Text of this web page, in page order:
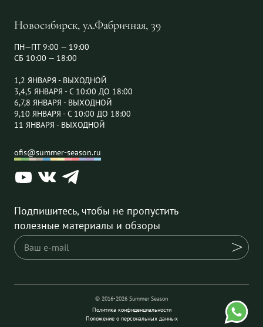
Новосибирск, ул.Фабричная, 39
ПН—ПТ 9:00 — 19:00
СБ 10:00 — 18:00
1,2 ЯНВАРЯ - ВЫХОДНОЙ
3,4,5 ЯНВАРЯ - С 10:00 ДО 18:00
6,7,8 ЯНВАРЯ - ВЫХОДНОЙ
9,10 ЯНВАРЯ - С 10:00 ДО 18:00
11 ЯНВАРЯ - ВЫХОДНОЙ
ofis@summer-season.ru
Подпишитесь, чтобы не пропустить
полезные материалы и обзоры
© 2016-2026 Summer Season
Политика конфиденциальности
Положение о персональных данных